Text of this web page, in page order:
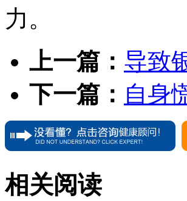
力。
上一篇： 导致
下一篇： 自身
相关阅读